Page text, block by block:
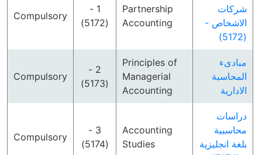
شركات
الاشخاص -
(5172)
Partnership
Accounting
1 -
(5172)
Compulsory
مبادىء
المحاسبة
الادارية
Principles of
Managerial
Accounting
2 -
(5173)
Compulsory
دراسات
محاسبية
بلغة انجليزية
Accounting
Studies
3 -
(5174)
Compulsory